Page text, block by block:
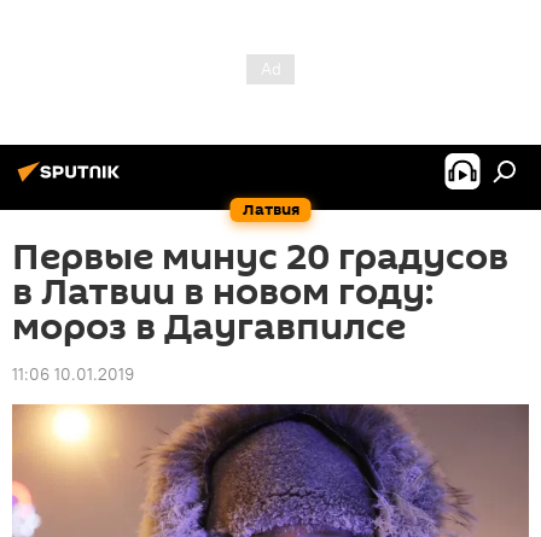
Латвия
Первые минус 20 градусов
в Латвии в новом году:
мороз в Даугавпилсе
11:06 10.01.2019